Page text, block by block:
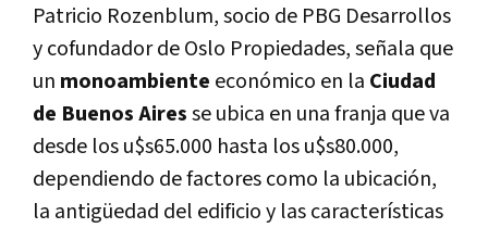
Patricio Rozenblum, socio de PBG Desarrollos
y cofundador de Oslo Propiedades, señala que
un monoambiente económico en la Ciudad
de Buenos Airesse ubica en una franja que va
desde los u$s65.000 hasta los u$s80.000,
dependiendo de factores como la ubicación,
la antigüedad del edificio y las características